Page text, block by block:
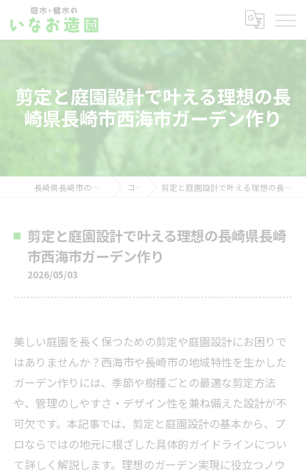
剪定と庭園設計で叶える理想の長
崎県長崎市西海市ガーデン作り
長崎県長崎市の剪定ならいなお造園 コラム 剪定と庭園設計で叶える理想の長崎県長崎市西海市ガーデン作り
剪定と庭園設計で叶える理想の長崎県長崎
市西海市ガーデン作り
2026/05/03
美しい庭園を長く保つための剪定や庭園設計にお困りで
はありませんか？西海市や長崎市の地域特性を生かした
ガーデン作りには、季節や樹種ごとの最適な剪定方法
や、管理のしやすさ・デザイン性を兼ね備えた設計が不
可欠です。本記事では、剪定と庭園設計の基本から、プ
ロならではの地元に根ざした具体的ガイドラインについ
て詳しく解説します。理想のガーデン実現に役立つノウ